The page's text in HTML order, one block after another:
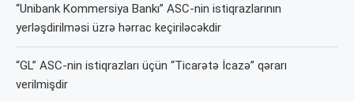
“Unibank Kommersiya Bankı” ASC-nin istiqrazlarının
yerləşdirilməsi üzrə hərrac keçiriləcəkdir
“GL” ASC-nin istiqrazları üçün “Ticarətə İcazə” qərarı
verilmişdir